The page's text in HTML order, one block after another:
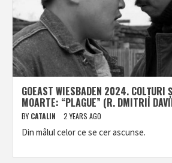
GOEAST WIESBADEN 2024. COLȚURI
MOARTE: “PLAGUE” (R. DMITRII
BY CATALIN 2 YEARS AGO
Din mâlul celor ce se cer ascunse.